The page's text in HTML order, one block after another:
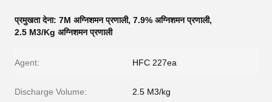
प्रमुखता देना: 7M अग्निशमन प्रणाली, 7.9% अग्निशमन प्रणाली,
2.5 M3/Kg अग्निशमन प्रणाली
Agent: HFC 227ea
Discharge Volume: 2.5 M3/kg